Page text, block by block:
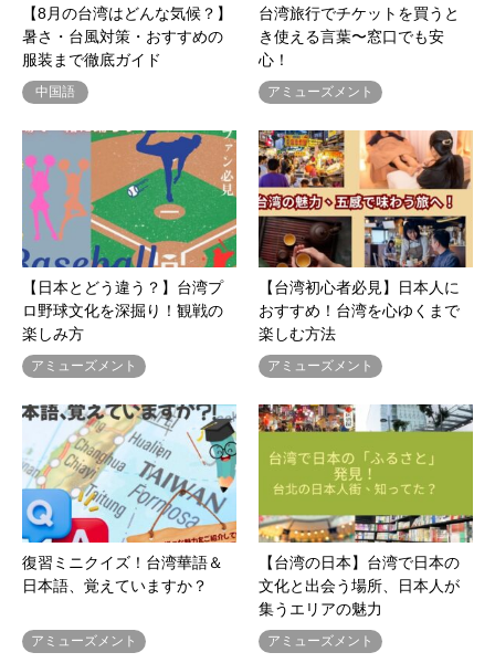
【8月の台湾はどんな気候？】
暑さ・台風対策・おすすめの
服装まで徹底ガイド
中国語
台湾旅行でチケットを買うと
き使える言葉〜窓口でも安
心！
アミューズメント
【日本とどう違う？】台湾プ
ロ野球文化を深掘り！観戦の
楽しみ方
アミューズメント
【台湾初心者必見】日本人に
おすすめ！台湾を心ゆくまで
楽しむ方法
アミューズメント
復習ミニクイズ！台湾華語＆
日本語、覚えていますか？
アミューズメント
【台湾の日本】台湾で日本の
文化と出会う場所、日本人が
集うエリアの魅力
アミューズメント